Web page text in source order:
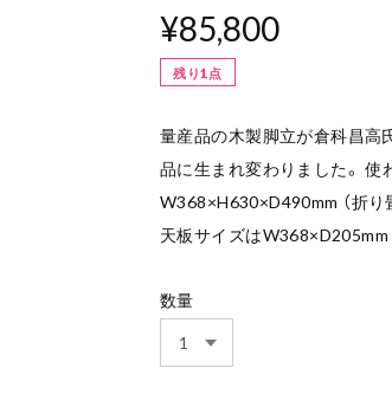
¥85,800
残り1点
量産品の木製脚立が倉科昌高
品に生まれ変わりました。 使
W368×H630×D490mm （折り
天板サイズはW368×D205mm
数量